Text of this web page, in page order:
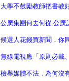
大學不鼓勵教師把書教
公廣集團何去何從 公廣
候選人花錢買新聞，你
無線電視應「原則必載
檢舉媒體不法，為何沒